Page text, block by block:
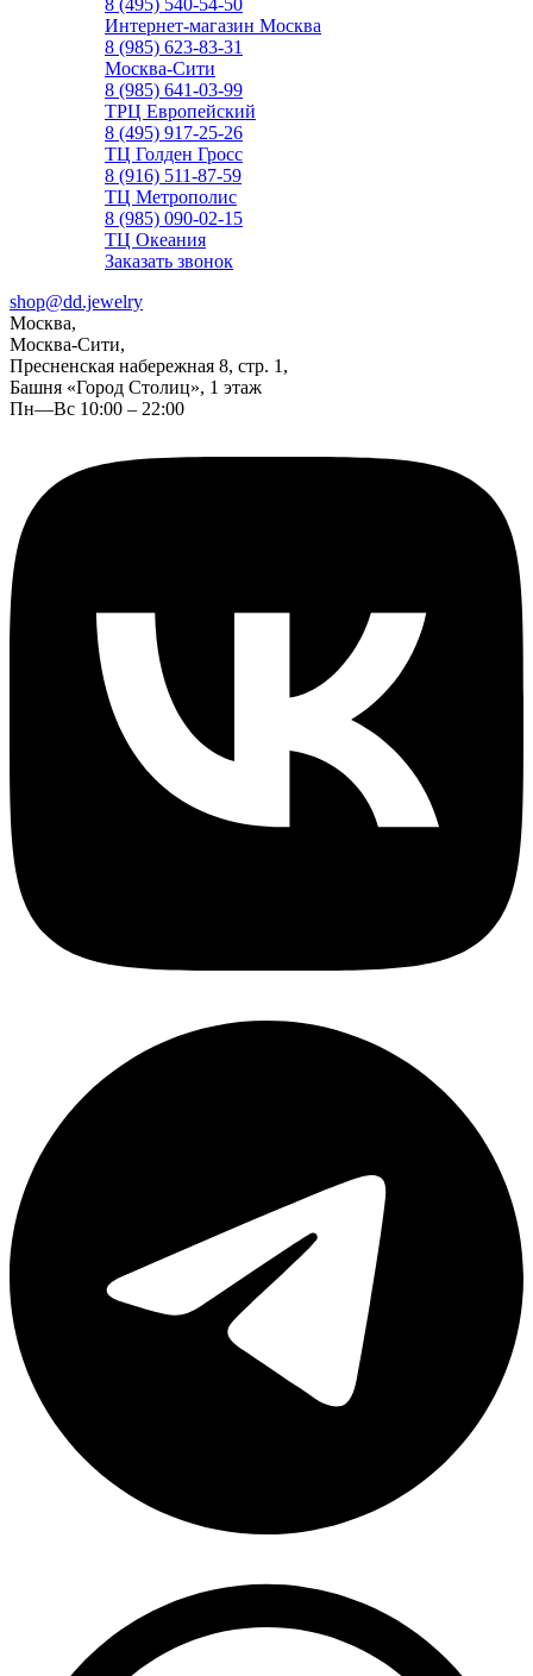
8 (495) 540-54-50
Интернет-магазин Москва
8 (985) 623-83-31
Москва-Сити
8 (985) 641-03-99
ТРЦ Европейский
8 (495) 917-25-26
ТЦ Голден Гросс
8 (916) 511-87-59
ТЦ Метрополис
8 (985) 090-02-15
ТЦ Океания
Заказать звонок
shop@dd.jewelry
Москва,
Москва-Сити,
Пресненская набережная 8, стр. 1,
Башня «Город Столиц», 1 этаж
Пн—Вс 10:00 – 22:00